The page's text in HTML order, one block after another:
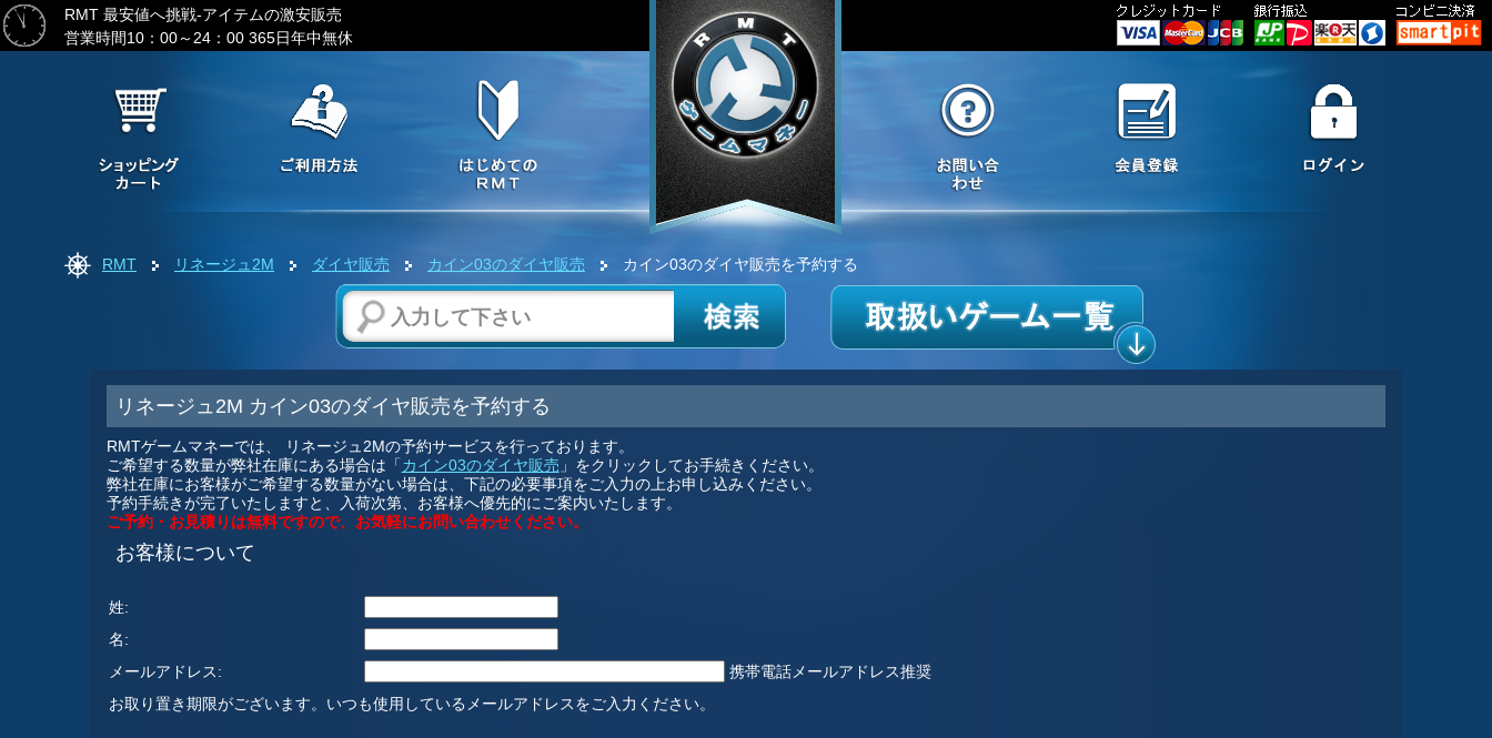
RMT 最安値へ挑戦-アイテムの激安販売
営業時間10：00～24：00 365日年中無休
RMT リネージュ2M ダイヤ販売 カイン03のダイヤ販売 カイン03のダイヤ販売を予約する
リネージュ2M カイン03のダイヤ販売を予約する
RMTゲームマネーでは、 リネージュ2Mの予約サービスを行っております。
ご希望する数量が弊社在庫にある場合は「カイン03のダイヤ販売 」をクリックしてお手続きください。
弊社在庫にお客様がご希望する数量がない場合は、下記の必要事項をご入力の上お申し込みください。
予約手続きが完了いたしますと、入荷次第、お客様へ優先的にご案内いたします。
ご予約・お見積りは無料ですので、お気軽にお問い合わせください。
お客様について
姓:
名:
メールアドレス:
携帯電話メールアドレス推奨
お取り置き期限がございます。いつも使用しているメールアドレスをご入力ください。